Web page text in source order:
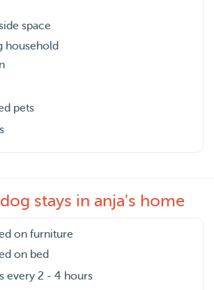
space
household
pets
stays in anja's home
on furniture
on bed
every 2 - 4 hours